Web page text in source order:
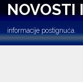
NOVOSTI
informacije postignuća.